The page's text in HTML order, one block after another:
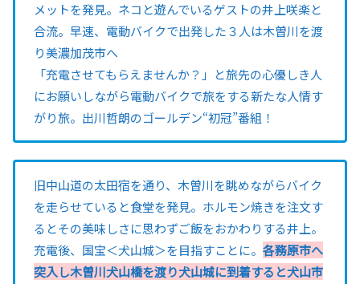
メットを発見。ネコと遊んでいるゲストの井上咲楽と
合流。早速、電動バイクで出発した３人は木曽川を渡
り美濃加茂市へ
「充電させてもらえませんか？」と旅先の心優しき人
にお願いしながら電動バイクで旅をする新たな人情す
がり旅。出川哲朗のゴールデン“初冠”番組！
旧中山道の太田宿を通り、木曽川を眺めながらバイク
を走らせていると食堂を発見。ホルモン焼きを注文す
るとその美味しさに思わずご飯をおかわりする井上。
充電後、国宝＜犬山城＞を目指すことに。 各務原市へ
突入し木曽川犬山橋を渡り犬山城に到着すると犬山市